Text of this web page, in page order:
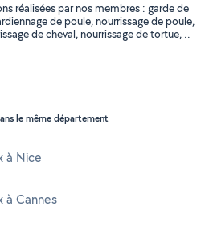
réalisées par nos membres : garde de
de poule, nourrissage de poule,
de cheval, nourrissage de tortue, ..
le même département
à Nice
à Cannes